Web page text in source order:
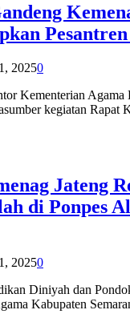
20250
Kementerian Agama
kegiatan Rapat
Jateng
di Ponpes
20250
Diniyah dan
Kabupaten